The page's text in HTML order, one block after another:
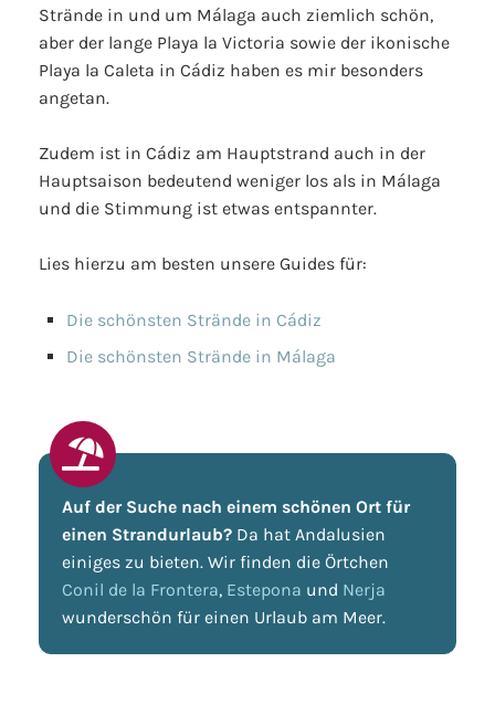
Strände in und um Málaga auch ziemlich schön,
aber der lange Playa la Victoria sowie der ikonische
Playa la Caleta in Cádiz haben es mir besonders
angetan.
Zudem ist in Cádiz am Hauptstrand auch in der
Hauptsaison bedeutend weniger los als in Málaga
und die Stimmung ist etwas entspannter.
Lies hierzu am besten unsere Guides für:
Die schönsten Strände in Cádiz
Die schönsten Strände in Málaga
Auf der Suche nach einem schönen Ort für
einen Strandurlaub? Da hat Andalusien
einiges zu bieten. Wir finden die Örtchen
Conil de la Frontera, Estepona und Nerja
wunderschön für einen Urlaub am Meer.